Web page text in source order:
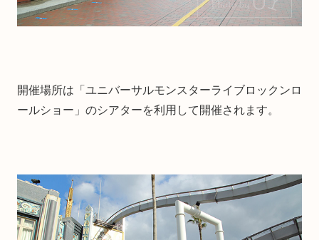
開催場所は「ユニバーサルモンスターライブロックンロ
ールショー」のシアターを利用して開催されます。